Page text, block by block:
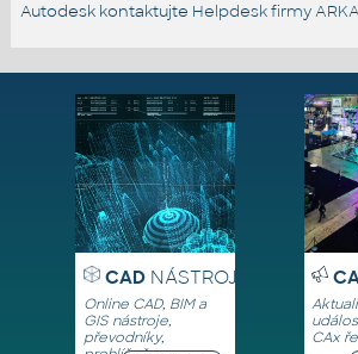
Autodesk kontaktujte Helpdesk firmy
CADNÁSTROJE
Online CAD, BIM a
GIS nástroje,
převodníky,
CAx